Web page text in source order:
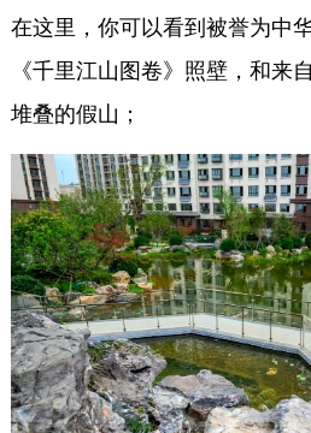
在这里，你可以看到被誉为中
《千里江山图卷》照壁，和来
堆叠的假山；